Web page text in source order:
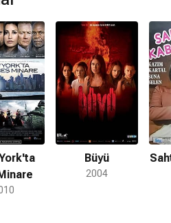
Selen en son, Zincirbozan
Sanatçı, Çasod
Büyü
2004